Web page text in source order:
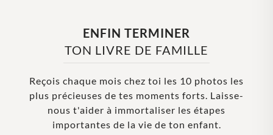
ENFIN TERMINER
TON LIVRE DE FAMILLE
Reçois chaque mois chez toi les 10 photos les
plus précieuses de tes moments forts. Laisse-
nous t'aider à immortaliser les étapes
importantes de la vie de ton enfant.